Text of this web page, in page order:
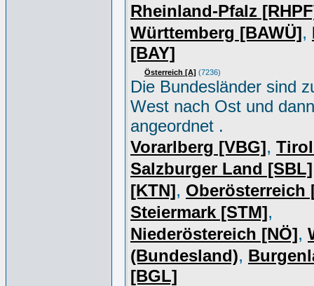
Rheinland-Pfalz
Württemberg [BAWÜ],
[BAY]
Österreich [A] (7236)
Die Bundesländer sind
West nach Ost und
angeordnet .
Vorarlberg [VBG],
Salzburger Land [SBL]
[KTN], Oberösterreich
Steiermark [STM],
Niederöstereich [NÖ],
(Bundesland),
[BGL]